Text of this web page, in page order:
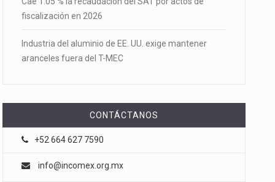
fiscalización en 2026
Industria del aluminio de EE. UU. exige mantener
aranceles fuera del T-MEC
CONTÁCTANOS
+52 664 627 7590
info@incomex.org.mx